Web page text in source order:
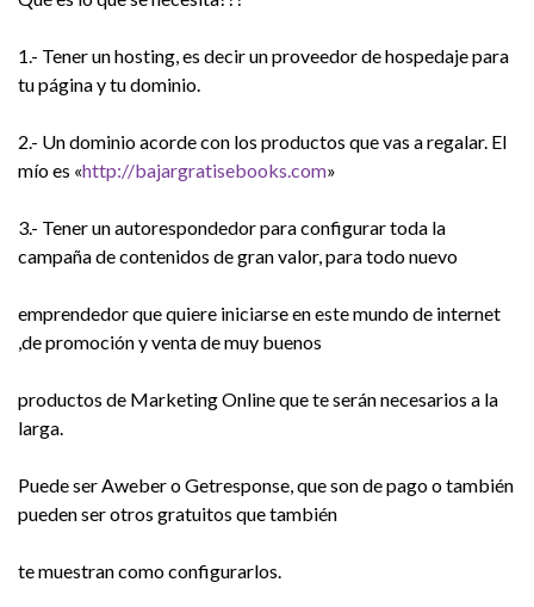
1.- Tener un hosting, es decir un proveedor de hospedaje para
tu página y tu dominio.
2.- Un dominio acorde con los productos que vas a regalar. El
mío es «http://bajargratisebooks.com»
3.- Tener un autorespondedor para configurar toda la
campaña de contenidos de gran valor, para todo nuevo
emprendedor que quiere iniciarse en este mundo de internet
,de promoción y venta de muy buenos
productos de Marketing Online que te serán necesarios a la
larga.
Puede ser Aweber o Getresponse, que son de pago o también
pueden ser otros gratuitos que también
te muestran como configurarlos.